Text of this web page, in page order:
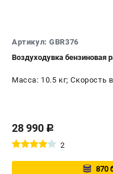
Артикул: GBR376
Воздуходувка бензиновая
Масса: 10.5 кг; Скорость
28 990 c
2
870